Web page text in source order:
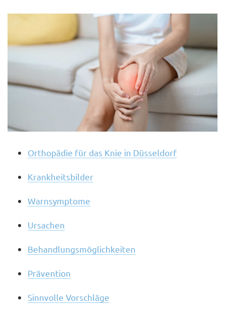
Orthopädie für das Knie in Düsseldorf
Krankheitsbilder
Warnsymptome
Ursachen
Behandlungsmöglichkeiten
Prävention
Sinnvolle Vorschläge